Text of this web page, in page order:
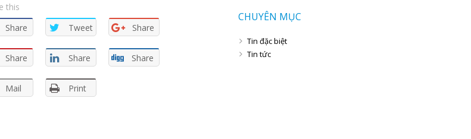
this
Share
Tweet Share
Share Share Share
Mail Print
CHUYÊN MỤC
Tin đặc biệt
Tin tức